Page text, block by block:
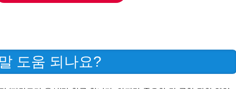
도움 되나요?